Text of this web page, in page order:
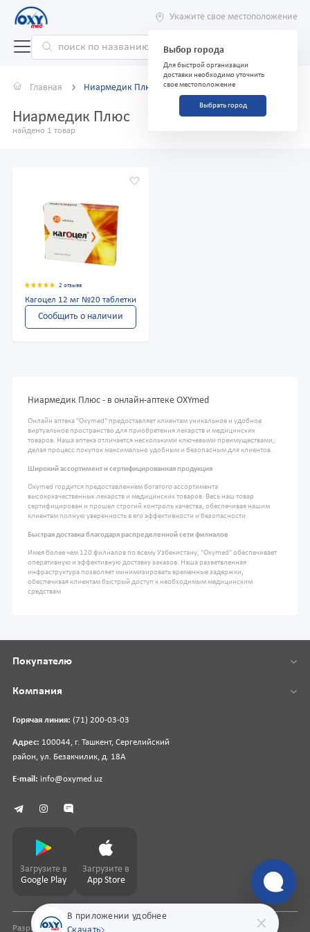
Укажите свое местоположение
Выбор города
Для быстрой организации
доставки необходимо уточнить
свое местоположение
Выбрать город
Главная Ниармедик Плюс
Ниармедик Плюс
найдено 1 товар
2 отзыва
Кагоцел 12 мг №20 таблетки
Сообщить о наличии
Ниармедик Плюс - в онлайн-аптеке OXYmed
Онлайн аптека "Oxymed" предоставляет клиентам уникальное и удобное
виртуальное пространство для приобретения лекарств и медицинских
товаров. Наша аптека отличается несколькими ключевыми преимуществами,
делая процесс покупок максимально удобным и безопасным для клиентов.
Широкий ассортимент и сертифицированная продукция
Oxymed гордится предоставлением богатого ассортимента
высококачественных лекарств и медицинских товаров. Весь наш товар
сертифицирован и прошел строгий контроль качества, обеспечивая нашим
клиентам полную уверенность в его эффективности и безопасности.
Быстрая доставка благодаря распределенной сети филиалов
Имея более чем 120 филиалов по всему Узбекистану, "Oxymed" обеспечивает
оперативную и эффективную доставку заказов. Наша разветвленная
инфраструктура позволяет минимизировать временные задержки,
обеспечивая клиентам быстрый доступ к необходимым медицинским
средствам
В приложении удобнее
Горячая линия: (71) 200-03-03
Адрес: 100044, г. Ташкент, Сергелийский
район, ул. Безакчилик, д. 18А
E-mail: info@oxymed.uz
Покупателю
Компания
Загрузите в
Google Play
Загрузите в
App Store
Разработка сайтаpharmit.uz